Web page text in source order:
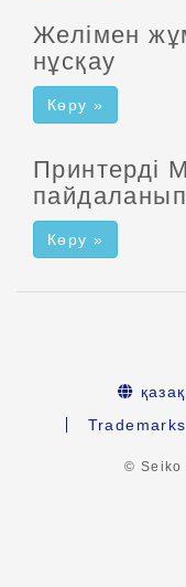
Желімен
нұсқау
Көру »
Принтерді
Көру »
Trademarks
© Seiko